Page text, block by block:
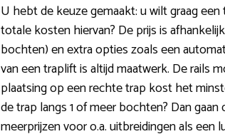
U hebt de keuze gemaakt: u wilt graag
totale kosten hiervan? De prijs is
bochten) en extra opties zoals een
van een traplift is altijd maatwerk. De rails
plaatsing op een rechte trap kost het
de trap langs 1 of meer bochten? Dan
meerprijzen voor o.a. uitbreidingen als een